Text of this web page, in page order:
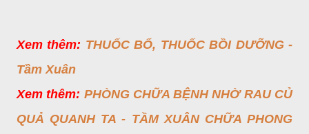
Xem thêm: THUỐC BỔ, THUỐC BỒI DƯỠNG -
Tầm Xuân
Xem thêm: PHÒNG CHỮA BỆNH NHỜ RAU CỦ
QUẢ QUANH TA - TẦM XUÂN CHỮA PHONG